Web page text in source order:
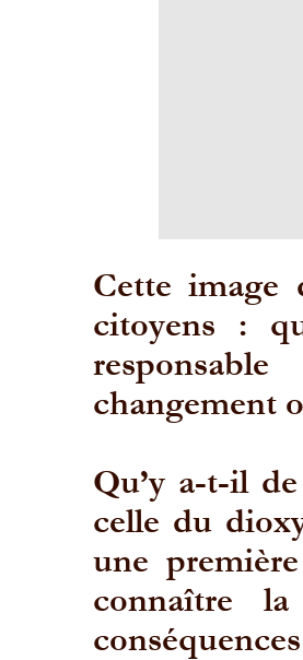
Cette image
citoyens :
changement
Qu’y a-t-il de
celle du
une
connaître